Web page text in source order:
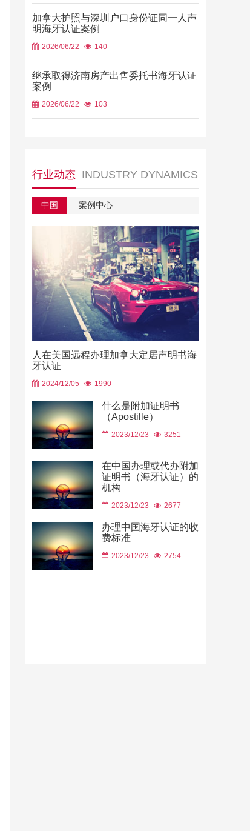
加拿大护照与深圳户口身份证同一人声
明海牙认证案例
2026/06/22 140
继承取得济南房产出售委托书海牙认证
案例
2026/06/22 103
行业动态 INDUSTRY DYNAMICS
中国 案例中心
人在美国远程办理加拿大定居声明书海
牙认证
2024/12/05 1990
什么是附加证明书
（Apostille）
2023/12/23 3251
在中国办理或代办附加
证明书（海牙认证）的
机构
2023/12/23 2677
办理中国海牙认证的收
费标准
2023/12/23 2754